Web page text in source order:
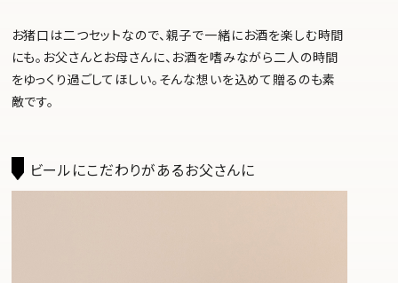
お猪口は二つセットなので、親子で一緒にお酒を楽しむ時間
にも。お父さんとお母さんに、お酒を嗜みながら二人の時間
をゆっくり過ごしてほしい。そんな想いを込めて贈るのも素
敵です。
ビールにこだわりがあるお父さんに